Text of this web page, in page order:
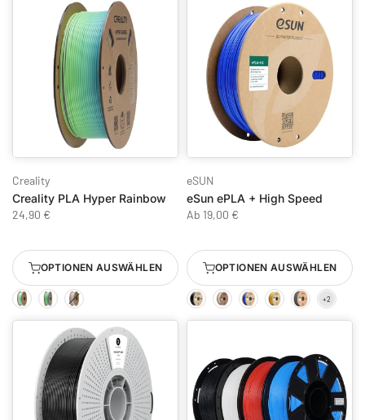
Creality
Creality PLA Hyper Rainbow
24,90 €
OPTIONEN AUSWÄHLEN
eSUN
eSun ePLA + High Speed
Ab 19,00 €
OPTIONEN AUSWÄHLEN